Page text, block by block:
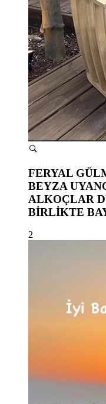
FERYAL
BEYZA
ALKOÇLAR
BİRLİKTE
2